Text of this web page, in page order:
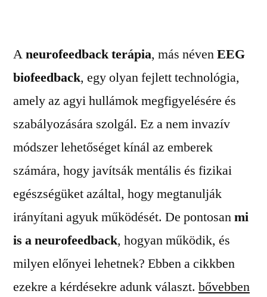
Aneurofeedback terápia, más névenEEG
biofeedback, egy olyan fejlett technológia,
amely az agyi hullámok megfigyelésére és
szabályozására szolgál. Ez a nem invazív
módszer lehetőséget kínál az emberek
számára, hogy javítsák mentális és fizikai
egészségüket azáltal, hogy megtanulják
irányítani agyuk működését. De pontosanmi
is a neurofeedback, hogyan működik, és
milyen előnyei lehetnek? Ebben a cikkben
ezekre a kérdésekre adunk választ. bővebben